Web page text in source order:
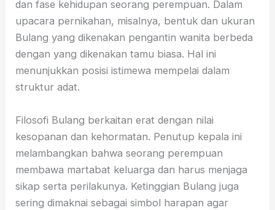
dan fase kehidupan seorang perempuan. Dalam
upacara pernikahan, misalnya, bentuk dan ukuran
Bulang yang dikenakan pengantin wanita berbeda
dengan yang dikenakan tamu biasa. Hal ini
menunjukkan posisi istimewa mempelai dalam
struktur adat.
Filosofi Bulang berkaitan erat dengan nilai
kesopanan dan kehormatan. Penutup kepala ini
melambangkan bahwa seorang perempuan
membawa martabat keluarga dan harus menjaga
sikap serta perilakunya. Ketinggian Bulang juga
sering dimaknai sebagai simbol harapan agar